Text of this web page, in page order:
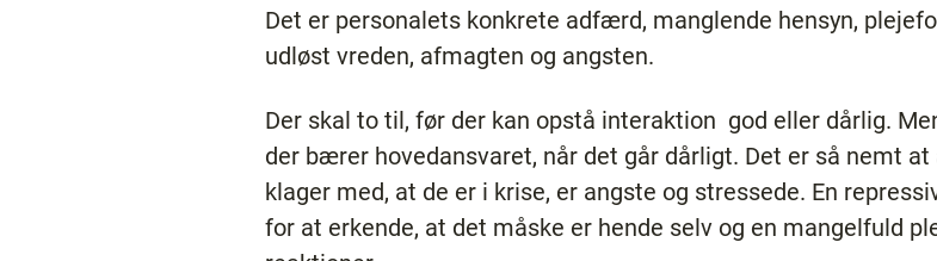
Det er personalets konkrete adfærd, manglende hensyn,
udløst vreden, afmagten og angsten.
Der skal to til, før der kan opstå interaktion ­ god eller dårlig.
der bærer hovedansvaret, når det går dårligt. Det er så nemt
klager med, at de er i krise, er angste og stressede. En
for at erkende, at det måske er hende selv og en mangelfuld